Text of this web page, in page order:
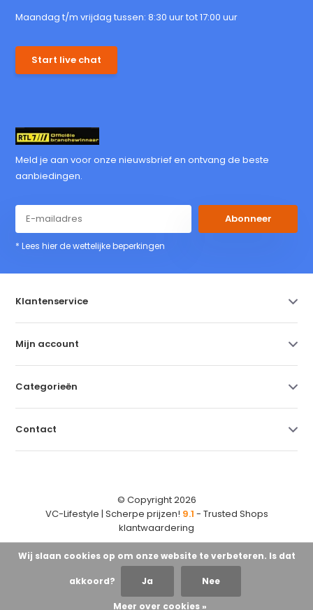
Maandag t/m vrijdag tussen: 8:30 uur tot 17:00 uur
Start live chat
Meld je aan voor onze nieuwsbrief en ontvang de beste
aanbiedingen.
Abonneer
* Lees hier de wettelijke beperkingen
Klantenservice
Mijn account
Categorieën
Contact
© Copyright 2026
VC-Lifestyle | Scherpe prijzen! 9.1 - Trusted Shops
klantwaardering
Wij slaan cookies op om onze website te verbeteren. Is dat
akkoord? Ja Nee
Meer over cookies »